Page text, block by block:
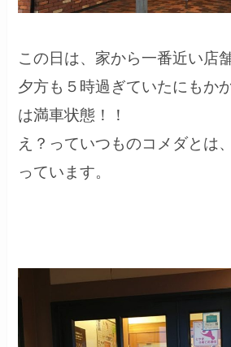
この日は、家から一番近い店
夕方も５時過ぎていたにもか
は満車状態！！
え？っていつものコメダとは
っています。